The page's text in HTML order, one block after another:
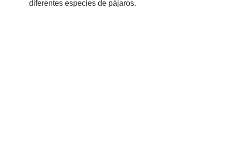
diferentes especies de pájaros.